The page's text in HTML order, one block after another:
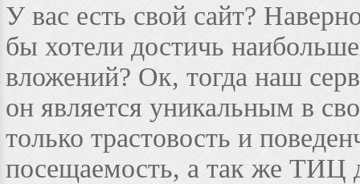
У вас есть свой сайт?
бы хотели достичь
вложений? Ок, тогда наш
он является уникальным в
только трастовость и
посещаемость, а так же ТИЦ